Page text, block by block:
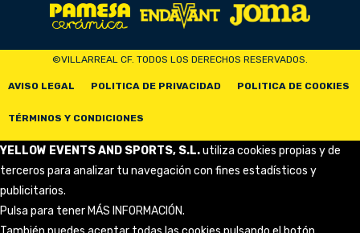
©VILLARREAL CF. TODOS LOS DERECHOS RESERVADOS.
AVISO LEGAL POLITICA DE PRIVACIDAD POLITICA DE COOKIES
TÉRMINOS Y CONDICIONES
YELLOW EVENTS AND SPORTS, S.L.utiliza cookies propias y de
terceros para analizar tu navegación con fines estadísticos y
publicitarios.
Pulsa para tener MÁS INFORMACIÓN.